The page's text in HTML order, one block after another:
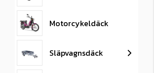
Motorcykeldäck
Släpvagnsdäck